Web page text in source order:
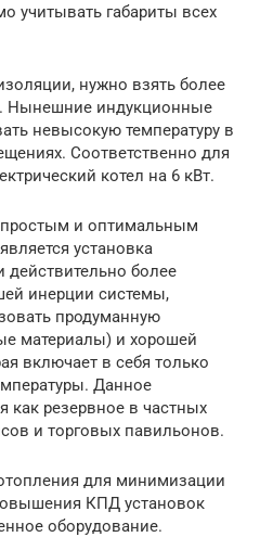
учитывать габариты всех
нужно взять более
Нынешние индукционные
невысокую температуру в
Соответственно для
котел на 6 кВт.
и оптимальным
установка
действительно более
инерции системы,
продуманную
материалы) и хорошей
включает в себя только
Данное
как резервное в частных
и торговых павильонов.
для минимизации
КПД установок
оборудование.